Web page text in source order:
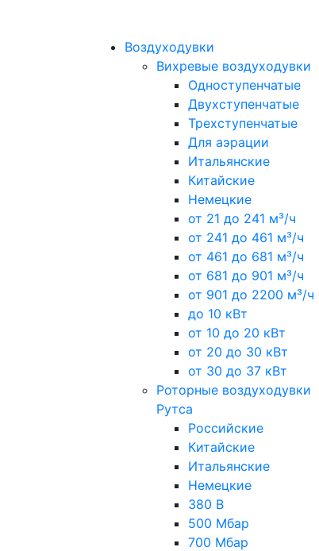
Воздуходувки
Вихревые воздуходувки
Одноступенчатые
Двухступенчатые
Трехступенчатые
Для аэрации
Итальянские
Китайские
Немецкие
от 21 до 241 м³/ч
от 241 до 461 м³/ч
от 461 до 681 м³/ч
от 681 до 901 м³/ч
от 901 до 2200 м³/ч
до 10 кВт
от 10 до 20 кВт
от 20 до 30 кВт
от 30 до 37 кВт
Роторные воздуходувки
Рутса
Российские
Китайские
Итальянские
Немецкие
380 В
500 Мбар
700 Мбар